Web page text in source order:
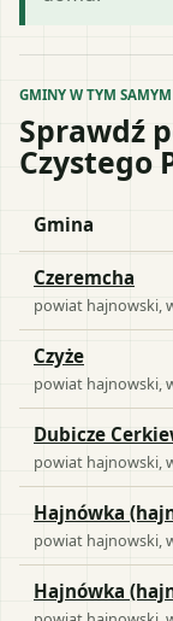
GMINY W TYM SAMYM
Sprawdź
Czystego
Gmina
Czeremcha
powiat hajnowski ,
Czyże
powiat hajnowski ,
Dubicze
powiat hajnowski ,
Hajnówka
powiat hajnowski ,
Hajnówka